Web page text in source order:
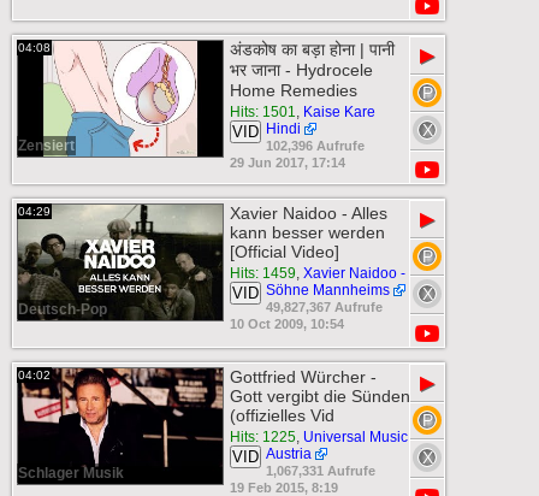
04:08
Zensiert
अंडकोष का बड़ा होना | पानी
भर जाना - Hydrocele
Home Remedies
Hits: 1501, Kaise Kare
Hindi
VID
102,396 Aufrufe
29 Jun 2017, 17:14
▶
04:29
Deutsch-Pop
Xavier Naidoo - Alles
kann besser werden
[Official Video]
Hits: 1459, Xavier Naidoo -
Söhne Mannheims
VID
49,827,367 Aufrufe
10 Oct 2009, 10:54
▶
04:02
Schlager Musik
Gottfried Würcher -
Gott vergibt die Sünden
(offizielles Vid
Hits: 1225, Universal Music
Austria
VID
1,067,331 Aufrufe
19 Feb 2015, 8:19
▶